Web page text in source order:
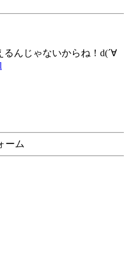
んじゃないからね！d(´∀
ーム